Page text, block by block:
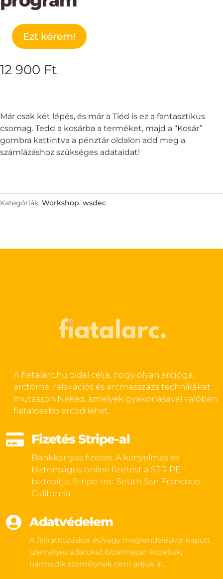
Kishattyú
program
mennyiség
Ezt kérem!
12 900 Ft
Már csak két lépés, és már a Tiéd is ez a fantasztikus
csomag. Tedd a kosárba a terméket, majd a “Kosár”
gombra kattintva a pénztár oldalon add meg a
számlázáshoz szükséges adataidat!
Kategóriák: Workshop, wsdec
A fiatalarc.hu oldal célja, hogy olyan arcjóga,
arctorna, relaxációs és arcmasszázs technikákat
mutasson Neked, amelyek gyakorlásával valóban
fiatalosabb arcod lehet.
 Fizetés Stripe-al
Bankkártyás fizetés. A kényelmes és
biztonságos online fizetést a STRIPE
biztosítja, Stripe, Inc. South San Francisco,
California
 Adatvédelem
A feliratkozáskor és/vagy megrendeléskor kapott
személyes adatokat bizalmasan kezeljük,
harmadik személynek nem adjuk át.